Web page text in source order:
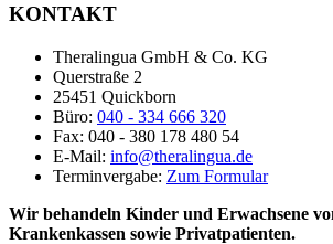
KONTAKT
Theralingua GmbH & Co. KG
Querstraße 2
25451 Quickborn
Büro: 040 - 334 666 320
Fax: 040 - 380 178 480 54
E-Mail: info@theralingua.de
Terminvergabe: Zum Formular
Wir behandeln Kinder und Erwachsene
Krankenkassen sowie Privatpatienten.